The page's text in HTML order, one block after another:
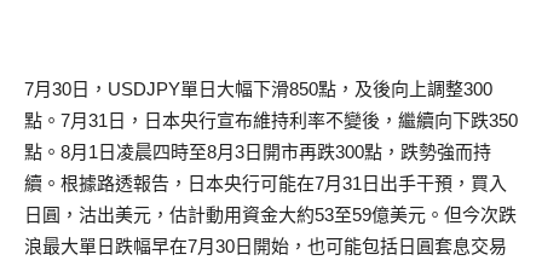
7月30日，USDJPY單日大幅下滑850點，及後向上調整300
點。7月31日，日本央行宣布維持利率不變後，繼續向下跌350
點。8月1日凌晨四時至8月3日開市再跌300點，跌勢強而持
續。根據路透報告，日本央行可能在7月31日出手干預，買入
日圓，沽出美元，估計動用資金大約53至59億美元。但今次跌
浪最大單日跌幅早在7月30日開始，也可能包括日圓套息交易